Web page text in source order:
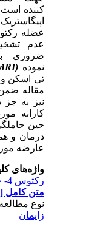
کننده است.
عضله
عدم
ضروری
نموده(MRI)
تی اسکن
مقاله
نیز به جز
کارانه
حین
درمان و
عارضه
واژه‌های
رکتوس 4- حاملگی
متن کامل[PDF 763 kb]
نوع مطالعه:
زایمان